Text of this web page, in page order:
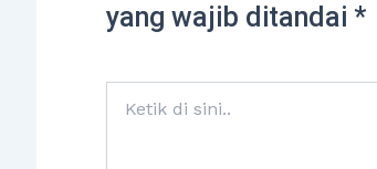
yang wajib ditandai *